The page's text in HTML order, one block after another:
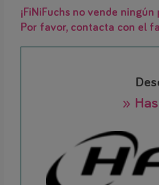
¡FiNiFuchs no vende
Por favor, contacta con el
»